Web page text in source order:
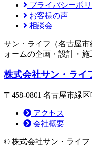
プライバシーポ
お客様の声
相談会
サン・ライフ（名古屋
ォームの企画・設計・施
株式会社サン・ライ
〒458-0801 名古屋市緑
アクセス
会社概要
© 株式会社サン・ライフ